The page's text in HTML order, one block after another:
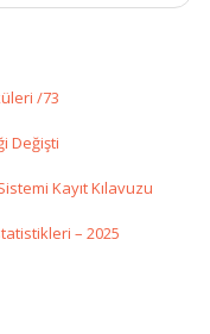
/73
Değişti
Kayıt Kılavuzu
– 2025